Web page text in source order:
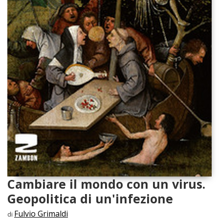
Cambiare il mondo con un virus.
Geopolitica di un'infezione
di Fulvio Grimaldi